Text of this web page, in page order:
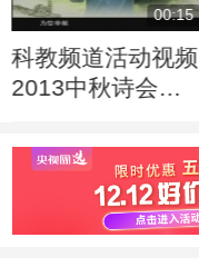
00:15
科教频道活动视频
2013中秋诗会宣